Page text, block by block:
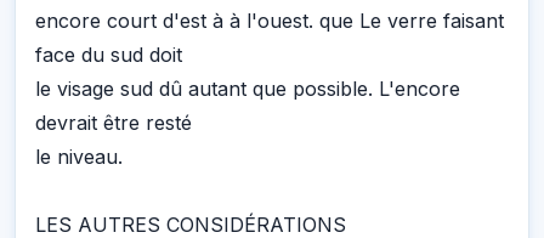
encore court d'est à à l'ouest. que Le verre faisant
face du sud doit
le visage sud dû autant que possible. L'encore
devrait être resté
le niveau.
LES AUTRES CONSIDÉRATIONS